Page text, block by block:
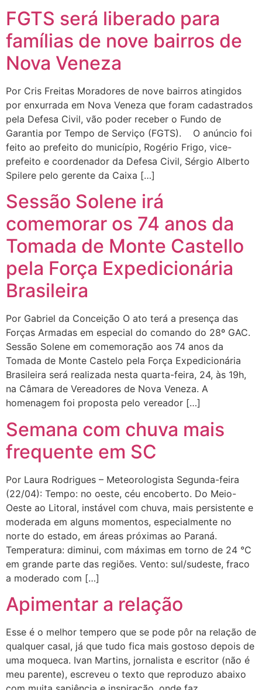
FGTS será liberado para
famílias de nove bairros de
Nova Veneza
Por Cris Freitas Moradores de nove bairros atingidos
por enxurrada em Nova Veneza que foram cadastrados
pela Defesa Civil, vão poder receber o Fundo de
Garantia por Tempo de Serviço (FGTS). O anúncio foi
feito ao prefeito do município, Rogério Frigo, vice-
prefeito e coordenador da Defesa Civil, Sérgio Alberto
Spilere pelo gerente da Caixa […]
Sessão Solene irá
comemorar os 74 anos da
Tomada de Monte Castello
pela Força Expedicionária
Brasileira
Por Gabriel da Conceição O ato terá a presença das
Forças Armadas em especial do comando do 28º GAC.
Sessão Solene em comemoração aos 74 anos da
Tomada de Monte Castelo pela Força Expedicionária
Brasileira será realizada nesta quarta-feira, 24, às 19h,
na Câmara de Vereadores de Nova Veneza. A
homenagem foi proposta pelo vereador […]
Semana com chuva mais
frequente em SC
Por Laura Rodrigues – Meteorologista Segunda-feira
(22/04): Tempo: no oeste, céu encoberto. Do Meio-
Oeste ao Litoral, instável com chuva, mais persistente e
moderada em alguns momentos, especialmente no
norte do estado, em áreas próximas ao Paraná.
Temperatura: diminui, com máximas em torno de 24 °C
em grande parte das regiões. Vento: sul/sudeste, fraco
a moderado com […]
Apimentar a relação
Esse é o melhor tempero que se pode pôr na relação de
qualquer casal, já que tudo fica mais gostoso depois de
uma moqueca. Ivan Martins, jornalista e escritor (não é
meu parente), escreveu o texto que reproduzo abaixo